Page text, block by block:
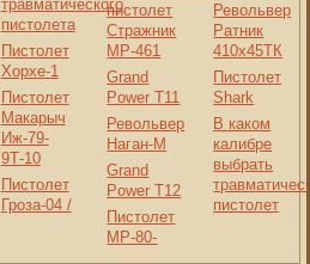
травматического
пистолета
Пистолет
Хорхе-1
Пистолет
Макарыч
Иж-79-
9Т-10
Пистолет
Гроза-04 /
пистолет
Стражник
МР-461
Grand
Power T11
Револьвер
Наган-М
Grand
Power T12
Пистолет
МР-80-
Револьвер
Ратник
410x45ТК
Пистолет
Shark
В каком
калибре
выбрать
пистолет